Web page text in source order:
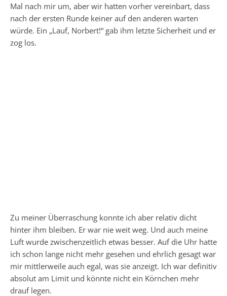
Mal nach mir um, aber wir hatten vorher vereinbart, dass
nach der ersten Runde keiner auf den anderen warten
würde. Ein „Lauf, Norbert!“ gab ihm letzte Sicherheit und er
zog los.
Zu meiner Überraschung konnte ich aber relativ dicht
hinter ihm bleiben. Er war nie weit weg. Und auch meine
Luft wurde zwischenzeitlich etwas besser. Auf die Uhr hatte
ich schon lange nicht mehr gesehen und ehrlich gesagt war
mir mittlerweile auch egal, was sie anzeigt. Ich war definitiv
absolut am Limit und könnte nicht ein Körnchen mehr
drauf legen.